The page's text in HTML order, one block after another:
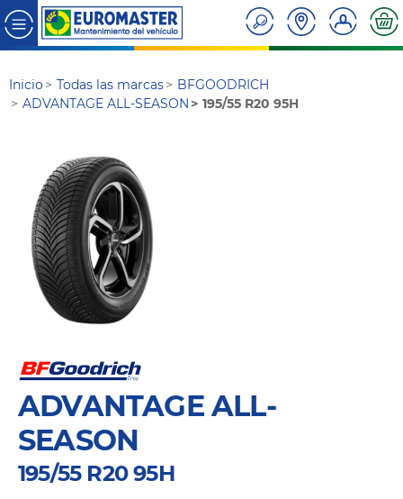
Inicio Todas las marcas
BFGOODRICH
ADVANTAGE ALL-SEASON
195/55 R20 95H
ADVANTAGE ALL-
SEASON
195/55 R20 95H